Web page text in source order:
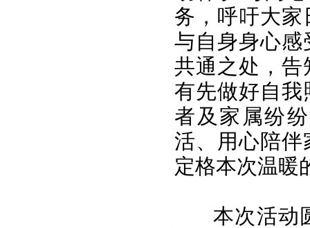
务，呼吁大
与自身身心
共通之处，
有先做好自
者及家属纷
活、用心陪
定格本次温暖
本次活动